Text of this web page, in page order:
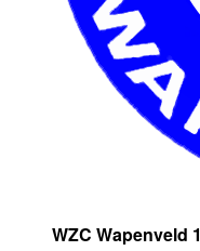
WZC Wapenveld 1